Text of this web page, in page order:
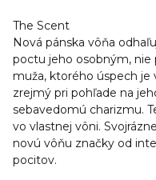
The Scent
Nová pánska vôňa
poctu jeho osobným, nie
muža, ktorého úspech je
zrejmý pri pohľade na
sebavedomú charizmu.
vo vlastnej vôni.
novú vôňu značky od
pocitov.